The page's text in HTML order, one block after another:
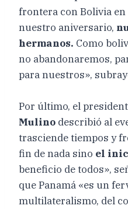
frontera con Bolivia
nuestro aniversario,
hermanos. Como
no abandonaremos,
para nuestros»,
Por último, el
Mulino describió al
trasciende tiempos y
fin de nada sino el
beneficio de todos»,
que Panamá «es un
multilateralismo, del